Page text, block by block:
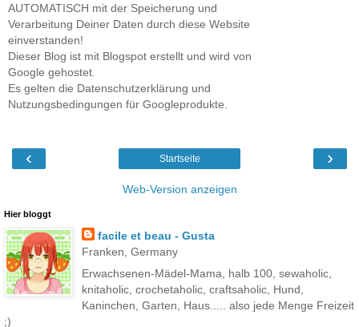
AUTOMATISCH mit der Speicherung und
Verarbeitung Deiner Daten durch diese Website
einverstanden!
Dieser Blog ist mit Blogspot erstellt und wird von
Google gehostet.
Es gelten die Datenschutzerklärung und
Nutzungsbedingungen für Googleprodukte.
‹ ›
Startseite
Web-Version anzeigen
Hier bloggt
facile et beau - Gusta
Franken, Germany
Erwachsenen-Mädel-Mama, halb 100, sewaholic,
knitaholic, crochetaholic, craftsaholic, Hund,
Kaninchen, Garten, Haus..... also jede Menge Freizeit
;)